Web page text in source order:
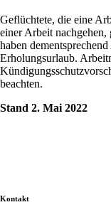
Geflüchtete, die eine
einer Arbeit nachgehen,
haben
Erholungsurlaub.
beachten.
Stand 2. Mai 2022
Kontakt